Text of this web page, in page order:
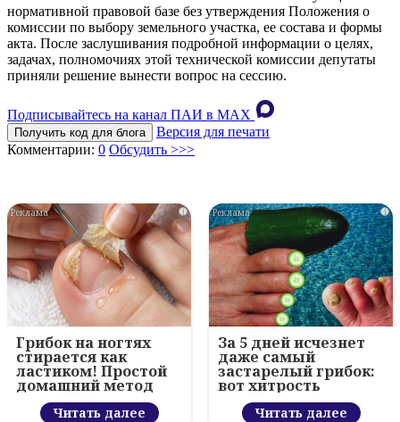
нормативной правовой базе без утверждения Положения о
комиссии по выбору земельного участка, ее состава и формы
акта. После заслушивания подробной информации о целях,
задачах, полномочиях этой технической комиссии депутаты
приняли решение вынести вопрос на сессию.
Подписывайтесь на канал ПАИ в MAХ
Получить код для блога
Версия для печати
Комментарии: 0 Обсудить >>>
i
Грибок на ногтях
стирается как
ластиком! Простой
домашний метод
Читать далее
i
За 5 дней исчезнет
даже самый
застарелый грибок:
вот хитрость
Читать далее